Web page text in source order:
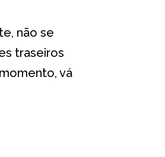
não se
traseiros
vá